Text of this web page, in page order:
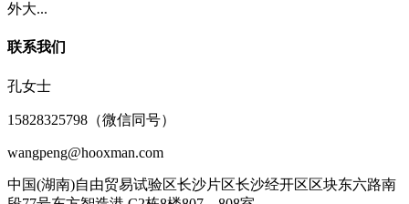
外大...
联系我们
孔女士
15828325798（微信同号）
wangpeng@hooxman.com
中国(湖南)自由贸易试验区长沙片区长沙经开区区块东六路南